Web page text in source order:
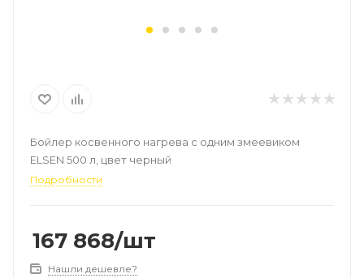
Бойлер косвенного нагрева с одним змеевиком
ELSEN 500 л, цвет черный
Подробности
167 868/шт
Нашли дешевле?